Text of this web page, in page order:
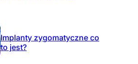
Implanty zygomatyczne co
to jest?